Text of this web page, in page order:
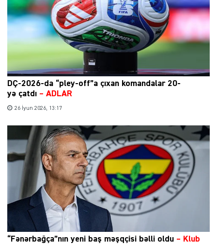
DÇ-2026-da “pley-off”a çıxan komandalar 20-
yə çatdı – ADLAR
26 İyun 2026, 13:17
“Fənərbağça”nın yeni baş məşqçisi bəlli oldu – Klub